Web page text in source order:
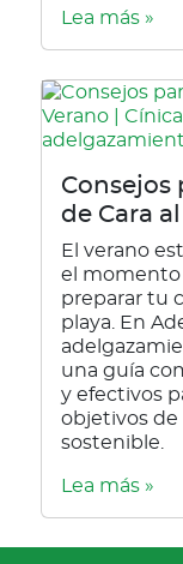
Lea más »
Consejos
de Cara
El verano
el momento
preparar tu
playa. En
una guía
y efectivos
objetivos de
sostenible.
Lea más »